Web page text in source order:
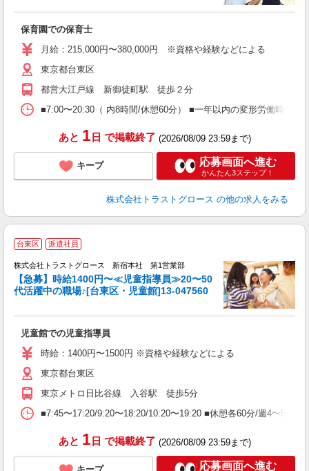
保育園での保育士
月給：215,000円〜380,000円 ※資格や経験などによる
東京都台東区
都営大江戸線 新御徒町駅 徒歩２分
■7:00〜20:30（ 内8時間/休憩60分） ■一年以内の変形労働時間
あと 1日 で掲載終了 (2026/08/09 23:59まで)
キープ 応募画面へ進む
かんたん3ステップ！
株式会社トラストグロース の他の求人をみる
台東区 派遣社員
株式会社トラストグロース 新宿本社 第1営業部
【急募】時給1400円〜≪児童指導員≫20〜50
代活躍中の職場♪[台東区・児童館]13-047560
児童館での児童指導員
時給：1400円〜1500円 ※資格や経験などによる
東京都台東区
東京メトロ日比谷線 入谷駅 徒歩5分
■7:45〜17:20/9:20〜18:20/10:20〜19:20 ■休憩各60分/週4〜5
あと 1日 で掲載終了 (2026/08/09 23:59まで)
応募画面へ進む